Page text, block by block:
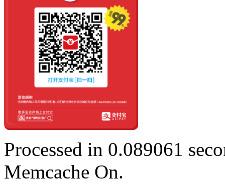
Processed in 0.089061
Memcache On.